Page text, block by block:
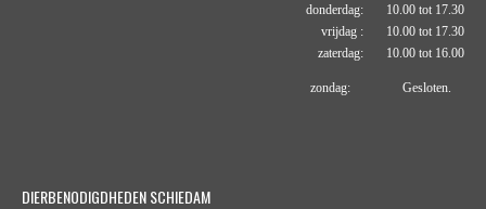
donderdag: 10.00 tot 17.30
vrijdag : 10.00 tot 17.30
zaterdag: 10.00 tot 16.00
zondag: Gesloten.
DIERBENODIGDHEDEN SCHIEDAM